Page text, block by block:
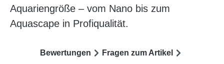
Aquariengröße – vom Nano bis zum
Aquascape in Profiqualität.
Bewertungen Fragen zum Artikel